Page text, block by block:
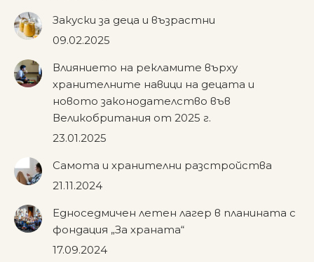
Закуски за деца и възрастни
09.02.2025
Влиянието на рекламите върху
хранителните навици на децата и
новото законодателство във
Великобритания от 2025 г.
23.01.2025
Самота и хранителни разстройства
21.11.2024
Едноседмичен летен лагер в планината с
фондация „За храната“
17.09.2024